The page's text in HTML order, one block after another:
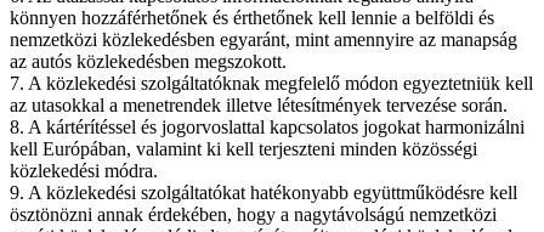
könnyen hozzáférhetőnek és érthetőnek kell lennie a belföldi és
nemzetközi közlekedésben egyaránt, mint amennyire az manapság
az autós közlekedésben megszokott.
7. A közlekedési szolgáltatóknak megfelelő módon egyeztetniük kell
az utasokkal a menetrendek illetve létesítmények tervezése során.
8. A kártérítéssel és jogorvoslattal kapcsolatos jogokat harmonizálni
kell Európában, valamint ki kell terjeszteni minden közösségi
közlekedési módra.
9. A közlekedési szolgáltatókat hatékonyabb együttműködésre kell
ösztönözni annak érdekében, hogy a nagytávolságú nemzetközi